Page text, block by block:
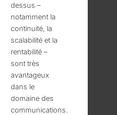
dessus –
notamment la
continuité, la
scalabilité et la
rentabilité –
sont très
avantageux
dans le
domaine des
communications.